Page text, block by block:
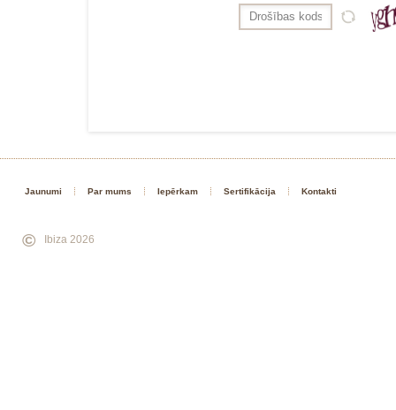
Jaunumi Par mums Iepērkam Sertifikācija Kontakti
© Ibiza 2026